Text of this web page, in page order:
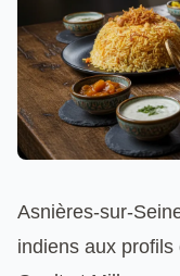
Asnières-sur-
indiens aux